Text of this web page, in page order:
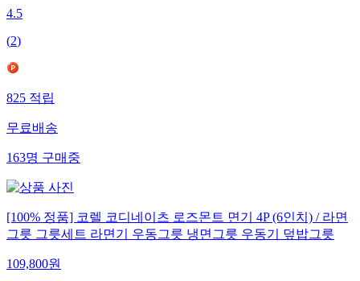
4.5
(2)
825 적립
무료배송
163명 구매중
[100% 정품] 코렐 코디네이츠 로즈몬트 면기 4P (6인치) / 라면
그릇 그릇세트 라면기 우동그릇 냉면그릇 우동기 덮밥그릇
109,800원